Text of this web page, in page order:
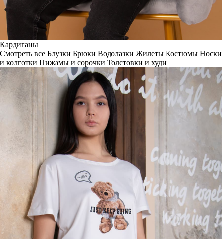
Кардиганы
Смотреть все Блузки Брюки Водолазки Жилеты Костюмы Носки
и колготки Пижамы и сорочки Толстовки и худи